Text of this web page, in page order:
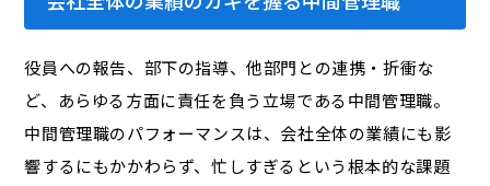
役員への報告、部下の指導、他部門との連携・折衝な
ど、あらゆる方面に責任を負う立場である中間管理職。
中間管理職のパフォーマンスは、会社全体の業績にも影
響するにもかかわらず、忙しすぎるという根本的な課題